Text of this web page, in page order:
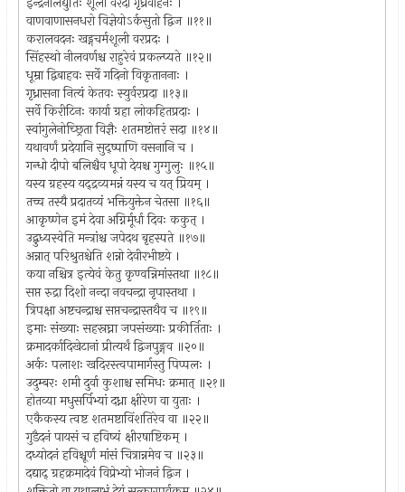
वाणवाणासनधरो विज्ञेयोऽर्कसुतो द्विज ॥११॥
करालवदनः खड्गचर्मशूली वरप्रदः ।
सिंहस्थो नीलवर्णश्च राहुरेवं प्रकल्प्यते ॥१२॥
धूम्रा द्विबाहवः सर्वे गदिनो विकृताननाः ।
गृध्रासना नित्यं केतवः स्युर्वरप्रदा ॥१३॥
सर्वे किरीटिनः कार्या ग्रहा लोकहितप्रदाः ।
स्वांगुलेनोच्छ्रिता विज्ञैः शतमष्टोत्तरं सदा ॥१४॥
यथावर्णं प्रदेयानि सुद्ष्पाणि वसनानि च ।
गन्धो दीपो बलिश्चैव धूपो देयश्च गुग्गुलुः ॥१५॥
यस्य ग्रहस्य यद्द्रव्यमन्नं यस्य च यत् प्रियम् ।
तच्च तस्यै प्रदातव्यं भक्तियुक्तेन चेतसा ॥१६॥
आकृष्णेन इमं देवा अग्निर्मूर्धा दिवः ककुत् ।
उद्बुध्यस्वेति मन्त्रांश्च जपेदथ बृहस्पते ॥१७॥
अन्नात् परिश्रुतश्चेति शन्नो देवीरभीष्टये ।
कया नश्चित्र इत्येवं केतु कृण्वन्निमांस्तथा ॥१८॥
सप्त रुद्रा दिशो नन्दा नवचन्द्रा नृपास्तथा ।
त्रिपक्षा अष्टचन्द्राश्च सप्तचन्द्रास्तथैव च ॥१९॥
इमाः संख्याः सहस्रघ्ना जपसंख्याः प्रकीर्तिताः ।
क्रमादर्कादिखेटानां प्रीत्यर्थं द्विजपुङ्गव ॥२०॥
अर्कः पलाशः खदिरस्त्वपामार्गस्तु पिप्पलः ।
उदुम्बरः शमी दुर्वा कुशाश्च समिधः क्रमात् ॥२१॥
होतव्या मधुसर्पिभ्यां दध्ना क्षीरेण वा युताः ।
एकैकस्य त्वष्ट शतमष्टाविंशतिरेव वा ॥२२॥
गुडैदनं पायसं च हविष्यं क्षीरषाष्टिकम् ।
दध्योदनं हविश्चूर्णं मांसं चित्रान्नमेव च ॥२३॥
दद्याद् ग्रहक्रमादेवं विप्रेभ्यो भोजनं द्विज ।